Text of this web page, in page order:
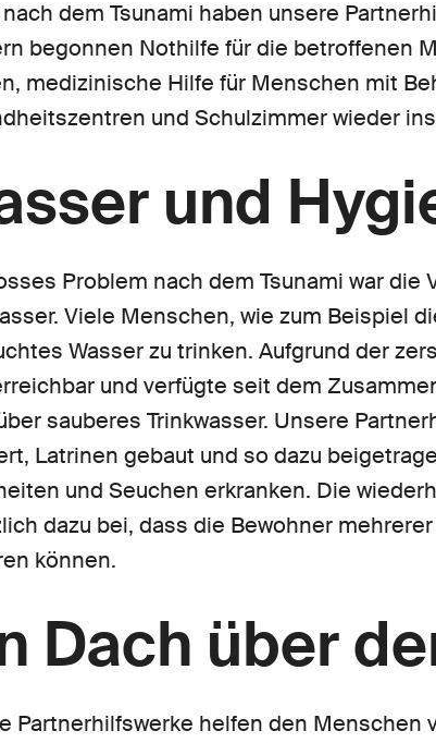
dem Tsunami haben unsere
begonnen Nothilfe für die betroffenen
medizinische Hilfe für Menschen mit
und Schulzimmer wieder
und
Problem nach dem Tsunami war die
Viele Menschen, wie zum Beispiel
Wasser zu trinken. Aufgrund der
und verfügte seit dem
sauberes Trinkwasser. Unsere
Latrinen gebaut und so dazu
und Seuchen erkranken. Die
dazu bei, dass die Bewohner
können.
Dach über
Partnerhilfswerke helfen den Menschen